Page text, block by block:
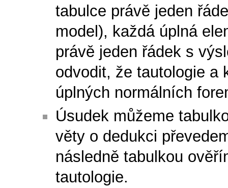
tabulce právě jeden
model), každá úplná
právě jeden řádek s
odvodit, že tautologie a
úplných normálních
Úsudek můžeme
věty o dedukci
následně tabulkou
tautologie.